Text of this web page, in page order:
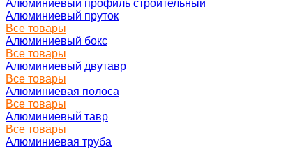
Алюминиевый профиль строительный
Алюминиевый пруток
Все товары
Алюминиевый бокс
Все товары
Алюминиевый двутавр
Все товары
Алюминиевая полоса
Все товары
Алюминиевый тавр
Все товары
Алюминиевая труба